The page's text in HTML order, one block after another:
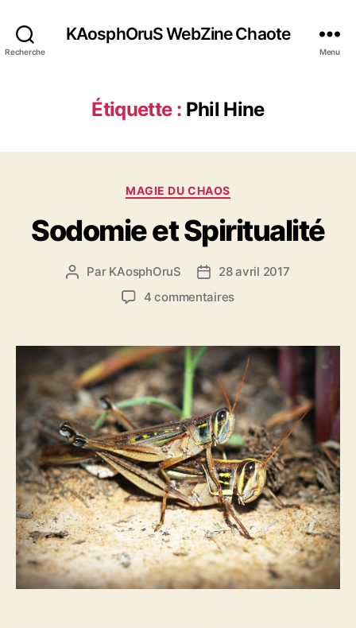
Recherche
KAosphOruS WebZine Chaote
Menu
Étiquette : Phil Hine
C
t
é
o
r
s
MAGIE DU CHAOS
Sodomie et Spiritualité
A
r
d
e
l
’
a
r
t
i
c
l
e
Par KAosphOruS
D
e
l
’
a
r
t
i
c
l
e
28 avril 2017
4 commentairess
S
o
d
o
m
i
e
e
t
S
p
i
r
i
t